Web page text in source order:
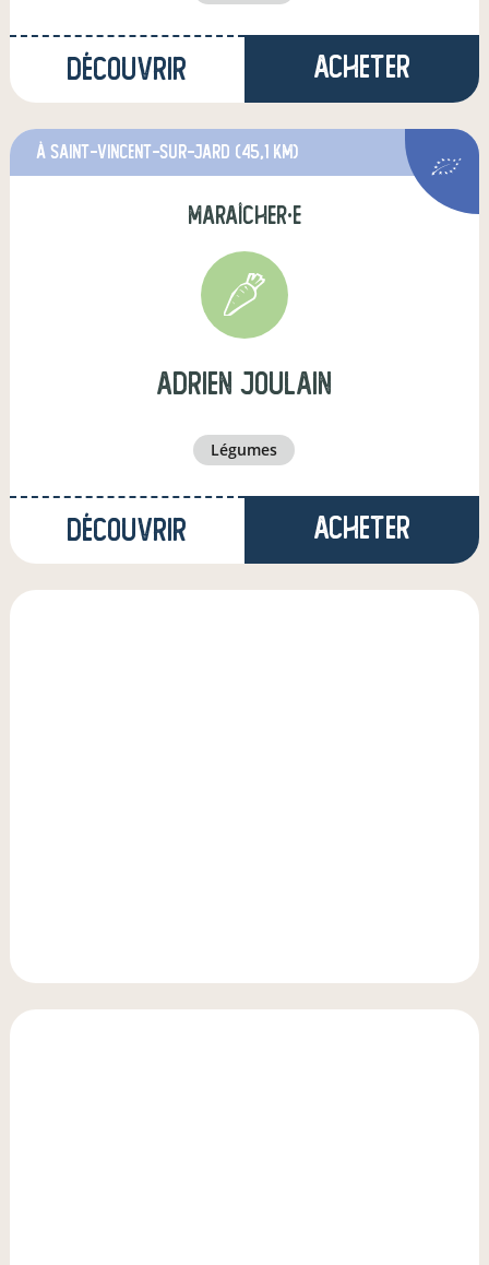
Découvrir Acheter
à Saint-Vincent-sur-Jard (45,1 km)
maraîcher·e
adrien joulain
légumes
Découvrir Acheter